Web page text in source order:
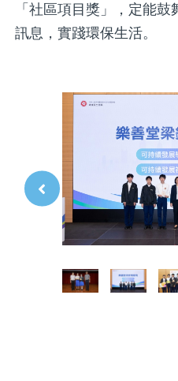
「社區項目獎」，定能
訊息，實踐環保生活。